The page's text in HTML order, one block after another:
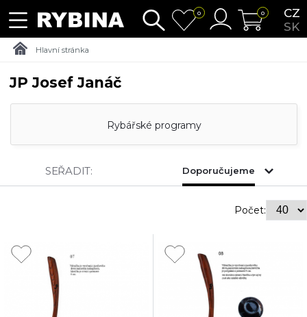
CZ
SK
0 0
Hlavní stránka
JP Josef Janáč
Rybářské programy
SEŘADIT: Doporučujeme
Počet: